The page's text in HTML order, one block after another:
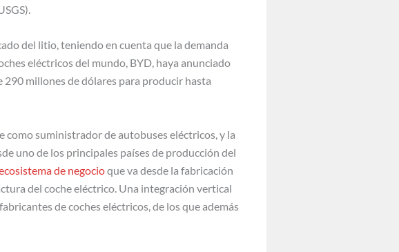
del litio, teniendo en cuenta que la demanda
eléctricos del mundo, BYD, haya anunciado
millones de dólares para producir hasta
como suministrador de autobuses eléctricos, y la
uno de los principales países de producción del
de negocioque va desde la fabricación
del coche eléctrico. Una integración vertical
de coches eléctricos, de los que además